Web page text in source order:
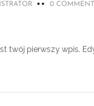
0
twój pierwszy wpis.